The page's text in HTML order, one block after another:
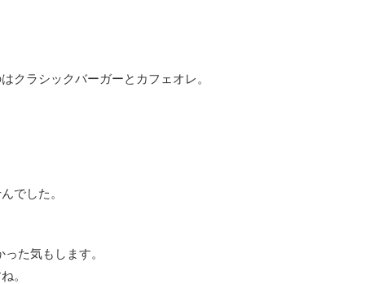
クラシックバーガーとカフェオレ。
でした。
た気もします。
。